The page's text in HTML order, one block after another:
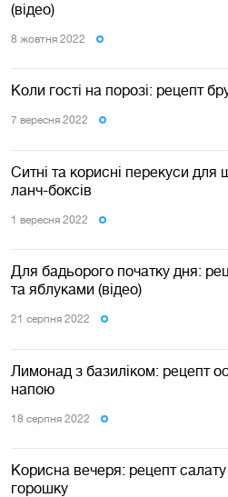
(відео)
8 жовтня 2022
Коли гості на порозі: рецепт
7 вересня 2022
Ситні та корисні перекуси
ланч-боксів
1 вересня 2022
Для бадьорого початку дня:
та яблуками (відео)
21 серпня 2022
Лимонад з базиліком: рецепт
напою
18 серпня 2022
Корисна вечеря: рецепт
горошку